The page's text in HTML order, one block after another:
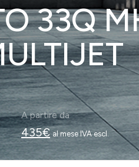
33Q
A partire da
435€ al mese IVA escl.